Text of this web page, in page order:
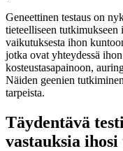
Geneettinen testaus on
tieteelliseen tutkimukseen
vaikutuksesta ihon
jotka ovat yhteydessä
kosteustasapainoon,
Näiden geenien
tarpeista.
Täydentävä testi
vastauksia